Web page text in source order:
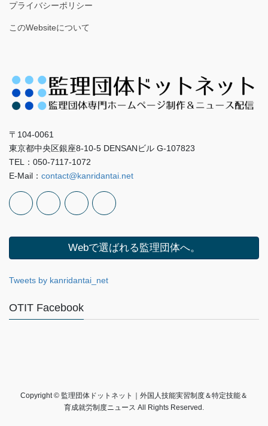
プライバシーポリシー
このWebsiteについて
〒104-0061
東京都中央区銀座8-10-5 DENSANビル G-107823
TEL：050-7117-1072
E-Mail： contact@kanridantai.net
Webで選ばれる監理団体へ。
Tweets by kanridantai_net
OTIT Facebook
Copyright © 監理団体ドットネット｜外国人技能実習制度＆特定技能＆
育成就労制度ニュース All Rights Reserved.